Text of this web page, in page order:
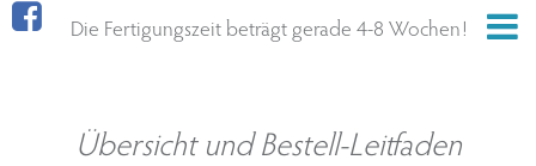
Die Fertigungszeit beträgt gerade 4-8 Wochen!
Übersicht und Bestell-Leitfaden